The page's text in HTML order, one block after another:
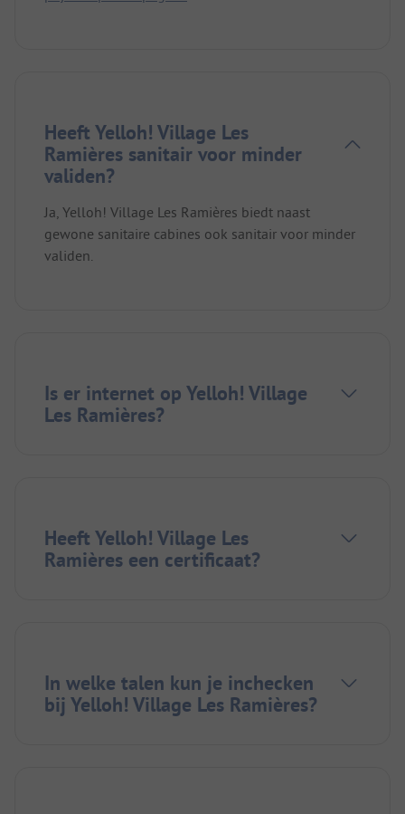
Heeft Yelloh! Village Les
Ramières sanitair voor minder
validen?
Ja, Yelloh! Village Les Ramières biedt naast
gewone sanitaire cabines ook sanitair voor minder
validen.
Is er internet op Yelloh! Village
Les Ramières?
Heeft Yelloh! Village Les
Ramières een certificaat?
In welke talen kun je inchecken
bij Yelloh! Village Les Ramières?